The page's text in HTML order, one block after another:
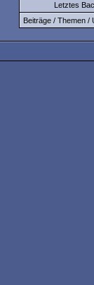
Letztes
Beiträge / Themen /